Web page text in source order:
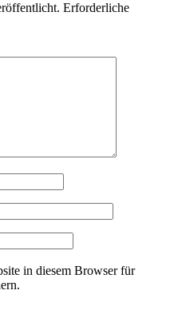
Erforderliche
in diesem Browser für